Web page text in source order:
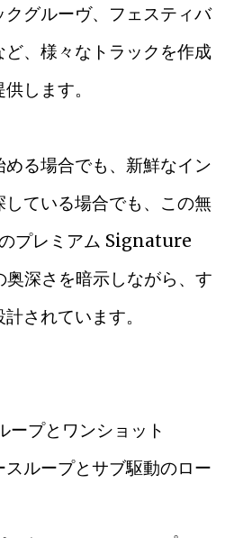
クグルーヴ、フェスティバ
、様々なトラックを作成
します。
る場合でも、新鮮なイン
ている場合でも、この無
プレミアム Signature
深さを暗示しながら、す
されています。
ープとワンショット
ループとサブ駆動のロー